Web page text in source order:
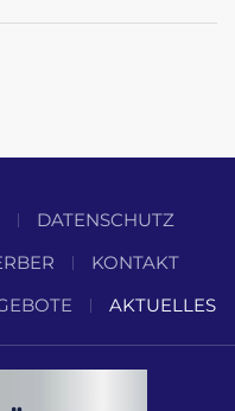
DATENSCHUTZ
KONTAKT
AKTUELLES